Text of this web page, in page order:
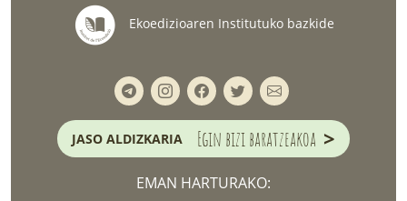
Ekoedizioaren Institutuko bazkide
JASO ALDIZKARIA Egin bizi baratzeakoa >
EMAN HARTURAKO: